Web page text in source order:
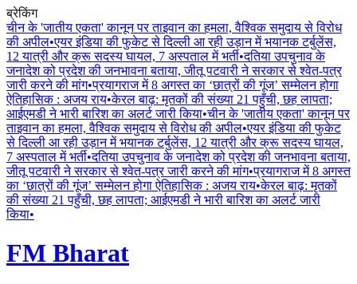
ब्रेकिंग
चीन के 'जातीय एकता' कानून पर ताइवान का हमला, वैश्विक समुदाय से विरोध
की अपील•एयर इंडिया की फुकेट से दिल्ली आ रही उड़ान में भयानक टर्बुलेंस,
12 यात्री और क्रू सदस्य घायल, 7 अस्पताल में भर्ती•दतिया उपचुनाव के
जनादेश को प्रदेश की जनभावना बताया, जीतू पटवारी ने सरकार से श्वेत-पत्र
जारी करने की मांग•प्रयागराज में 8 अगस्त का ‘छात्रों की गूंज’ सम्मेलन होगा
ऐतिहासिक : अजय राय•केरल बाढ़: मृतकों की संख्या 21 पहुँची, छह लापता;
आईएमडी ने भारी बारिश का अलर्ट जारी किया•चीन के 'जातीय एकता' कानून पर
ताइवान का हमला, वैश्विक समुदाय से विरोध की अपील•एयर इंडिया की फुकेट
से दिल्ली आ रही उड़ान में भयानक टर्बुलेंस, 12 यात्री और क्रू सदस्य घायल,
7 अस्पताल में भर्ती•दतिया उपचुनाव के जनादेश को प्रदेश की जनभावना बताया,
जीतू पटवारी ने सरकार से श्वेत-पत्र जारी करने की मांग•प्रयागराज में 8 अगस्त
का ‘छात्रों की गूंज’ सम्मेलन होगा ऐतिहासिक : अजय राय•केरल बाढ़: मृतकों
की संख्या 21 पहुँची, छह लापता; आईएमडी ने भारी बारिश का अलर्ट जारी
किया•
FM Bharat